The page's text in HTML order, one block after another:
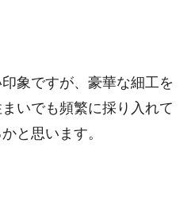
象ですが、豪華な細工を
いでも頻繁に採り入れて
と思います。